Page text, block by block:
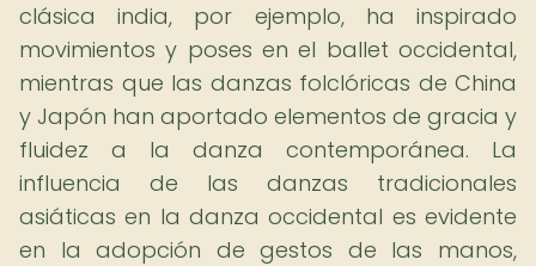
clásica india, por ejemplo, ha inspirado
movimientos y poses en el ballet occidental,
mientras que las danzas folclóricas de China
y Japón han aportado elementos de gracia y
fluidez a la danza contemporánea. La
influencia de las danzas tradicionales
asiáticas en la danza occidental es evidente
en la adopción de gestos de las manos,